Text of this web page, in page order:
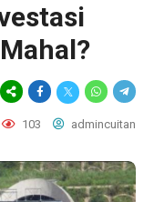
103 admincuitan